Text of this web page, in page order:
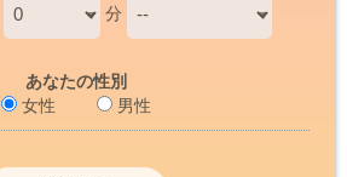
分
あなたの性別
女性
男性